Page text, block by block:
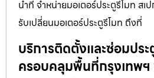
นำที่ จำหน่ายมอเตอร์ประตูรีโมท ส
รับเปลี่ยนมอเตอร์ประตูรีโมท ถึงที่
บริการติดตั้งและซ่อมปร
ครอบคลุมพื้นที่กรุงเทพฯ